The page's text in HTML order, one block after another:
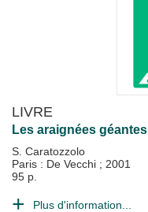
LIVRE
Les araignées géantes
S. Caratozzolo
Paris : De Vecchi ; 2001
95 p.
Plus d'information...